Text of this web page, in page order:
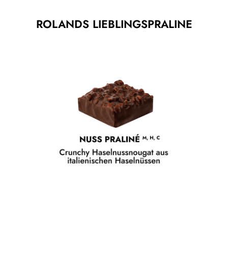
ROLANDS LIEBLINGSPRALINE